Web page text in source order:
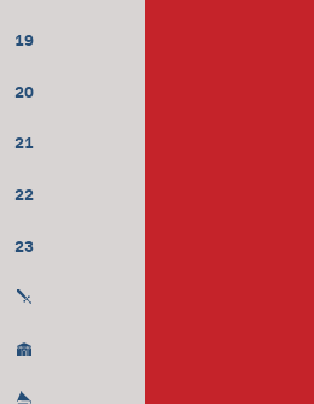
19
20
21
22
23